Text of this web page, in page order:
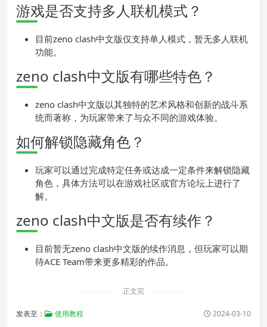
游戏是否支持多人联机模式？
目前zeno clash中文版仅支持单人模式，暂无多人联机
功能。
zeno clash中文版有哪些特色？
zeno clash中文版以其独特的艺术风格和创新的战斗系
统而著称，为玩家带来了与众不同的游戏体验。
如何解锁隐藏角色？
玩家可以通过完成特定任务或达成一定条件来解锁隐藏
角色，具体方法可以在游戏社区或官方论坛上进行了
解。
zeno clash中文版是否有续作？
目前暂无zeno clash中文版的续作消息，但玩家可以期
待ACE Team带来更多精彩的作品。
正文完
发表至： 使用教程 2024-03-10